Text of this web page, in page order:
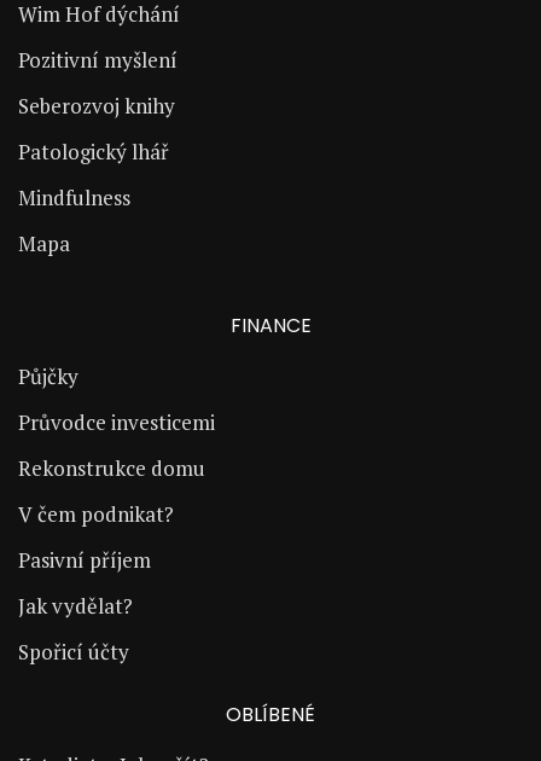
Wim Hof dýchání
Pozitivní myšlení
Seberozvoj knihy
Patologický lhář
Mindfulness
Mapa
FINANCE
Půjčky
Průvodce investicemi
Rekonstrukce domu
V čem podnikat?
Pasivní příjem
Jak vydělat?
Spořicí účty
OBLÍBENÉ